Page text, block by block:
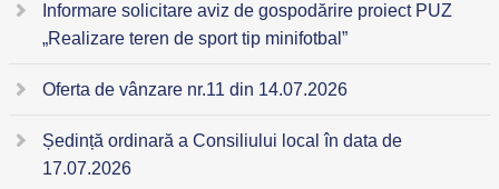
Informare solicitare aviz de gospodărire proiect PUZ
„Realizare teren de sport tip minifotbal”
Oferta de vânzare nr.11 din 14.07.2026
Ședință ordinară a Consiliului local în data de
17.07.2026